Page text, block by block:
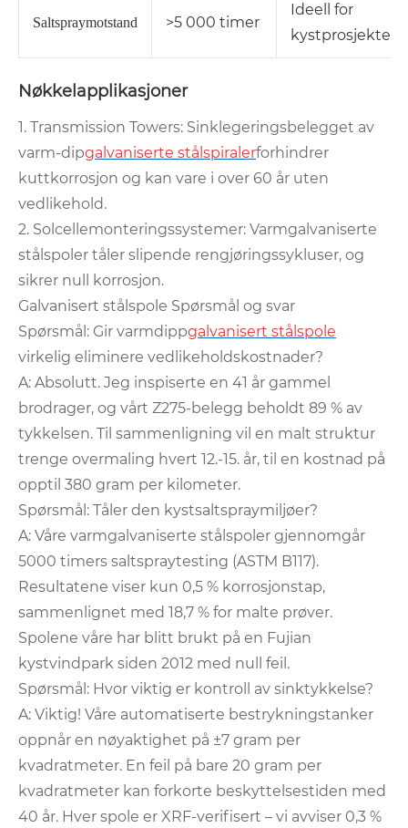
Saltspraymotstand >5 000 timer
Ideell for
kystprosjekter
Nøkkelapplikasjoner
1. Transmission Towers: Sinklegeringsbelegget av
varm-dipgalvaniserte stålspiralerforhindrer
kuttkorrosjon og kan vare i over 60 år uten
vedlikehold.
2. Solcellemonteringssystemer: Varmgalvaniserte
stålspoler tåler slipende rengjøringssykluser, og
sikrer null korrosjon.
Galvanisert stålspole Spørsmål og svar
Spørsmål: Gir varmdippgalvanisert stålspole
virkelig eliminere vedlikeholdskostnader?
A: Absolutt. Jeg inspiserte en 41 år gammel
brodrager, og vårt Z275-belegg beholdt 89 % av
tykkelsen. Til sammenligning vil en malt struktur
trenge overmaling hvert 12.-15. år, til en kostnad på
opptil 380 gram per kilometer.
Spørsmål: Tåler den kystsaltspraymiljøer?
A: Våre varmgalvaniserte stålspoler gjennomgår
5000 timers saltspraytesting (ASTM B117).
Resultatene viser kun 0,5 % korrosjonstap,
sammenlignet med 18,7 % for malte prøver.
Spolene våre har blitt brukt på en Fujian
kystvindpark siden 2012 med null feil.
Spørsmål: Hvor viktig er kontroll av sinktykkelse?
A: Viktig! Våre automatiserte bestrykningstanker
oppnår en nøyaktighet på ±7 gram per
kvadratmeter. En feil på bare 20 gram per
kvadratmeter kan forkorte beskyttelsestiden med
40 år. Hver spole er XRF-verifisert – vi avviser 0,3 %